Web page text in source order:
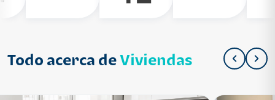
Todo acerca deViviendas